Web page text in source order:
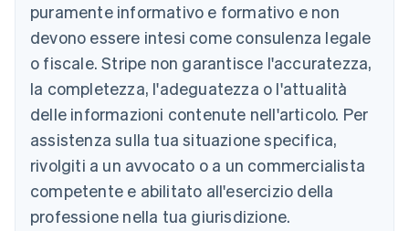
puramente informativo e formativo e non
devono essere intesi come consulenza legale
o fiscale. Stripe non garantisce l'accuratezza,
la completezza, l'adeguatezza o l'attualità
delle informazioni contenute nell'articolo. Per
assistenza sulla tua situazione specifica,
rivolgiti a un avvocato o a un commercialista
competente e abilitato all'esercizio della
professione nella tua giurisdizione.
DeutschEnglish
Belgio
Nederlands Français English
Brasile
PortuguêsEnglish
Bulgaria
Canada
EnglishFrançais
Cina continentale
简体中文English
Cipro